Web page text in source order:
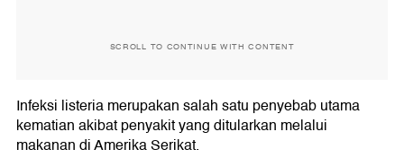
SCROLL TO CONTINUE WITH CONTENT
Infeksi listeria merupakan salah satu penyebab utama
kematian akibat penyakit yang ditularkan melalui
makanan di Amerika Serikat.